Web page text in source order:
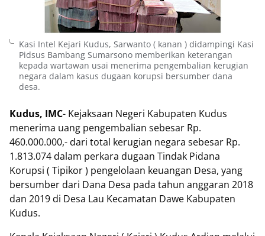
Kasi Intel Kejari Kudus, Sarwanto ( kanan ) didampingi Kasi
Pidsus Bambang Sumarsono memberikan keterangan
kepada wartawan usai menerima pengembalian kerugian
negara dalam kasus dugaan korupsi bersumber dana
desa.
Kudus, IMC- Kejaksaan Negeri Kabupaten Kudus
menerima uang pengembalian sebesar Rp.
460.000.000,- dari total kerugian negara sebesar Rp.
1.813.074 dalam perkara dugaan Tindak Pidana
Korupsi ( Tipikor ) pengelolaan keuangan Desa, yang
bersumber dari Dana Desa pada tahun anggaran 2018
dan 2019 di Desa Lau Kecamatan Dawe Kabupaten
Kudus.